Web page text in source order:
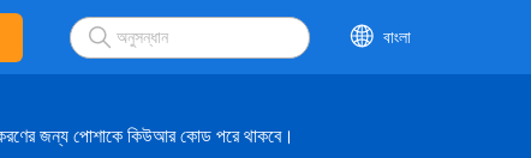
বাংলা
জন্য পোশাকে কিউআর কোড পরে থাকবে।